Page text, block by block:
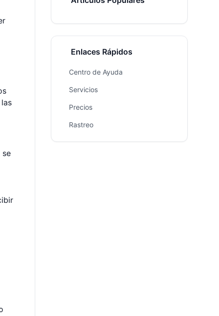
se
Enlaces Rápidos
Centro de Ayuda
Servicios
Precios
Rastreo